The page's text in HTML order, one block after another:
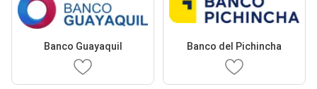
Banco Guayaquil Banco del Pichincha